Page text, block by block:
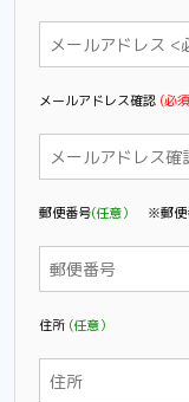
メールアドレス確認 (必
郵便番号(任意） ※郵便
住所 (任意）